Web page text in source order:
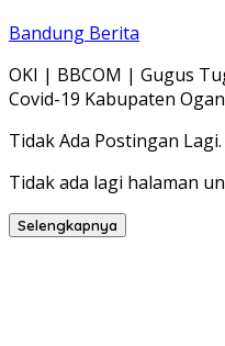
Bandung Berita
OKI | BBCOM | Gugus
Covid-19 Kabupaten
Tidak Ada Postingan Lagi.
Tidak ada lagi halaman
Selengkapnya